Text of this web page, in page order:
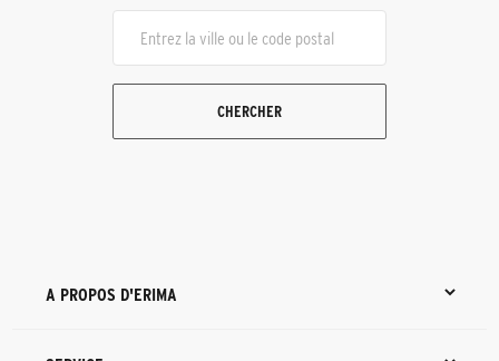
CHERCHER
A PROPOS D'ERIMA